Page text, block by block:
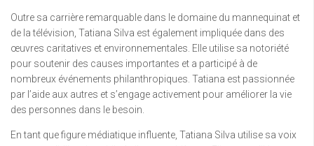
Outre sa carrière remarquable dans le domaine du mannequinat et
de la télévision, Tatiana Silva est également impliquée dans des
œuvres caritatives et environnementales. Elle utilise sa notoriété
pour soutenir des causes importantes et a participé à de
nombreux événements philanthropiques. Tatiana est passionnée
par l’aide aux autres et s’engage activement pour améliorer la vie
des personnes dans le besoin.
En tant que figure médiatique influente, Tatiana Silva utilise sa voix